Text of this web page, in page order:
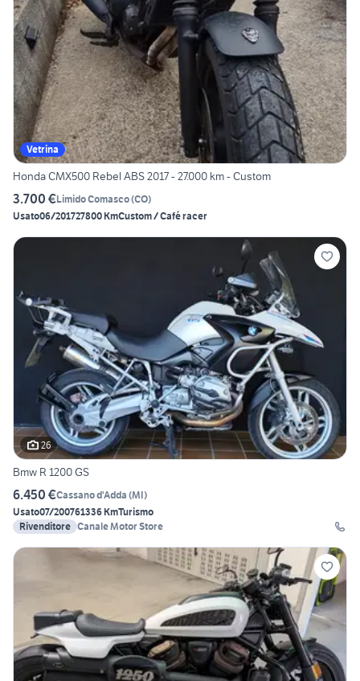
Vetrina
Honda CMX500 Rebel ABS 2017 - 27.000 km - Custom
3.700 €Limido Comasco(CO)
Usato06/201727800 KmCustom / Café racer
26
Bmw R 1200 GS
6.450 €Cassano d'Adda (MI)
Usato07/200761336 KmTurismo
Rivenditore Canale Motor Store